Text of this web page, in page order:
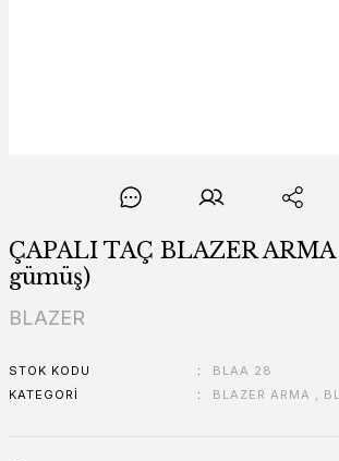
ÇAPALI TAÇ BLAZER
gümüş)
BLAZER
STOK KODU
BLAA 28
KATEGORI
BLAZER ARMA ,